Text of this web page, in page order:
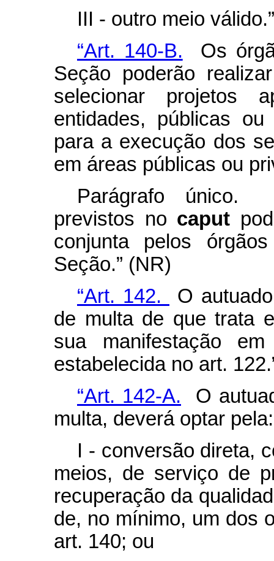
III - outro meio
“Art. 140-B. Os
Seção poderão
selecionar projetos
entidades, públicas
para a execução dos
em áreas públicas ou
Parágrafo único.
previstos no caput
conjunta pelos
Seção.” (NR)
“Art. 142.
O
de multa de que trata
sua manifestação
estabelecida no art.
“Art. 142-A. O
multa, deverá optar pela:
I - conversão direta,
meios, de serviço de
recuperação da
de, no mínimo, um dos
art. 140; ou